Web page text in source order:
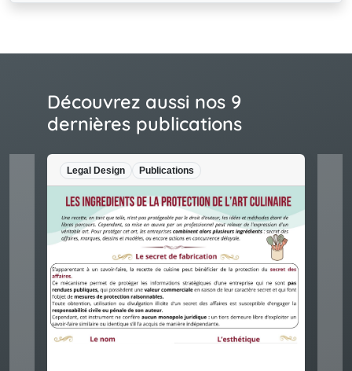
Découvrez aussi nos 9
dernières publications
Legal Design Publications